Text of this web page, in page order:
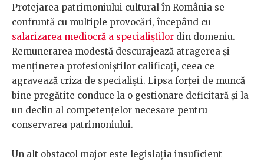
Protejarea patrimoniului cultural în România se
confruntă cu multiple provocări, începând cu
salarizarea mediocră a specialiștilor din domeniu.
Remunerarea modestă descurajează atragerea și
menținerea profesioniștilor calificați, ceea ce
agravează criza de specialiști. Lipsa forței de muncă
bine pregătite conduce la o gestionare deficitară și la
un declin al competențelor necesare pentru
conservarea patrimoniului.
Un alt obstacol major este legislația insuficient